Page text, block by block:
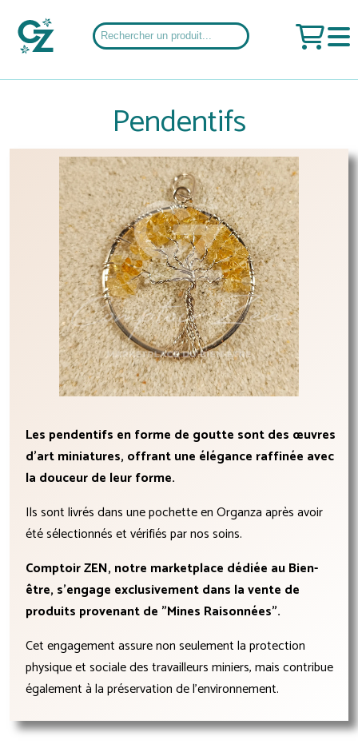
Pendentifs
Les pendentifs en forme de goutte sont des œuvres
d'art miniatures, offrant une élégance raffinée avec
la douceur de leur forme.
Ils sont livrés dans une pochette en Organza après avoir
été sélectionnés et vérifiés par nos soins.
Comptoir ZEN, notre marketplace dédiée au Bien-
être, s'engage exclusivement dans la vente de
produits provenant de "Mines Raisonnées".
Cet engagement assure non seulement la protection
physique et sociale des travailleurs miniers, mais contribue
également à la préservation de l'environnement.